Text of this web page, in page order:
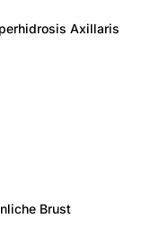
Axillaris
Brust